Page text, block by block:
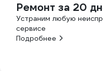
Ремонт за 20
Устраним любую
сервисе
Подробнее